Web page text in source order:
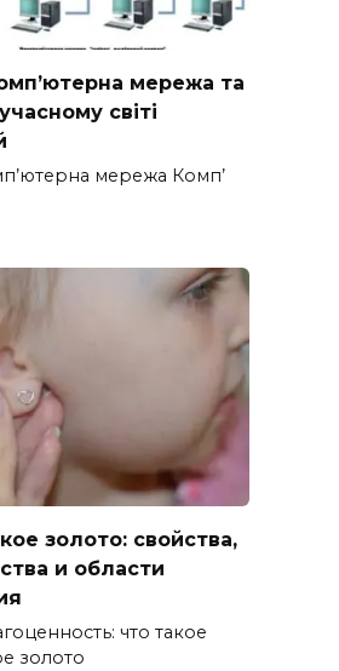
мережа та
світі
мережа Комп’
золото: свойства,
и области
что такое
золото